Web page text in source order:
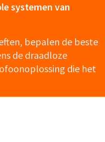
systemen van
bepalen de beste
de draadloze
die het